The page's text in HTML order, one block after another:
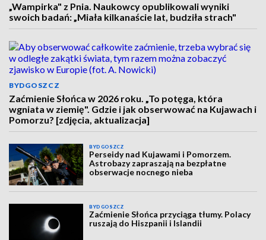
„Wampirka" z Pnia. Naukowcy opublikowali wyniki
swoich badań: „Miała kilkanaście lat, budziła strach"
BYDGOSZCZ
Zaćmienie Słońca w 2026 roku. „To potęga, która
wgniata w ziemię". Gdzie i jak obserwować na Kujawach i
Pomorzu? [zdjęcia, aktualizacja]
BYDGOSZCZ
Perseidy nad Kujawami i Pomorzem.
Astrobazy zapraszają na bezpłatne
obserwacje nocnego nieba
BYDGOSZCZ
Zaćmienie Słońca przyciąga tłumy. Polacy
ruszają do Hiszpanii i Islandii